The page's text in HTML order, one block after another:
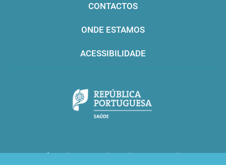
CONTACTOS
ONDE ESTAMOS
ACESSIBILIDADE
Infarmed © 2016. Todos os direitos reservados